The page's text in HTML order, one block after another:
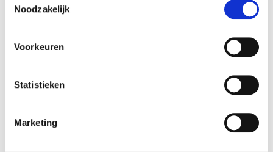
Noodzakelijk
Voorkeuren
Statistieken
Marketing
kiezen die de gewenste expertise kan bieden,
versneld (internationaal) te laten groeien, verder
te professionaliseren of om een of meerdere